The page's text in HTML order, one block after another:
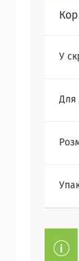
У
Для